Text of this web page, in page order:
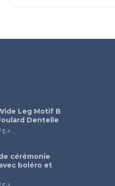
Leg Motif B
Dentelle
د.ج
cérémonie
boléro et
د.ج